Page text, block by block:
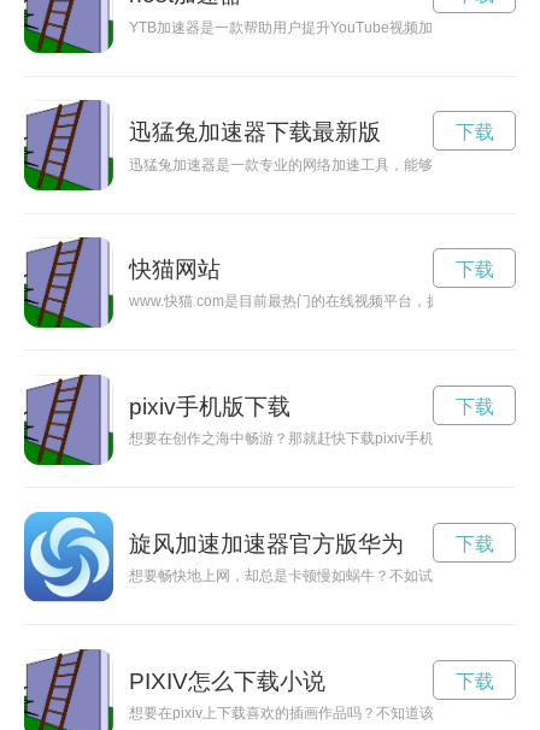
YTB加速器是一款帮助用户提升YouTube视频加载速度的利器
迅猛兔加速器下载最新版
迅猛兔加速器是一款专业的网络加速工具，能够帮助用户稳定
下载
快猫网站
www.快猫 com是目前最热门的在线视频平台，拥有海量的视
下载
pixiv手机版下载
想要在创作之海中畅游？那就赶快下载pixiv手机版吧！无论何
下载
旋风加速加速器官方版华为
想要畅快地上网，却总是卡顿慢如蜗牛？不如试试极风加速器
下载
PIXIV怎么下载小说
想要在pixiv上下载喜欢的插画作品吗？不知道该怎么操作？不
下载